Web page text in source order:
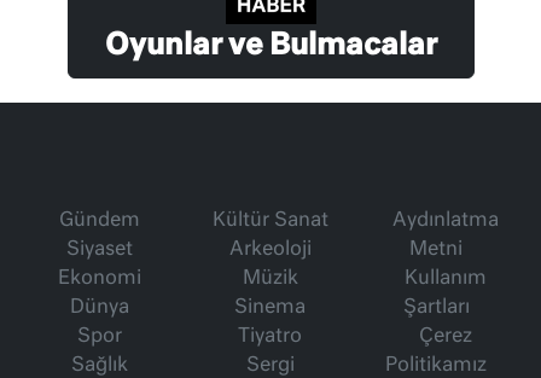
Oyunlar ve Bulmacalar
Gündem
Siyaset
Ekonomi
Dünya
Spor
Sağlık
Kültür Sanat
Arkeoloji
Müzik
Sinema
Tiyatro
Sergi
Aydınlatma
Metni
Kullanım
Şartları
Çerez
Politikamız